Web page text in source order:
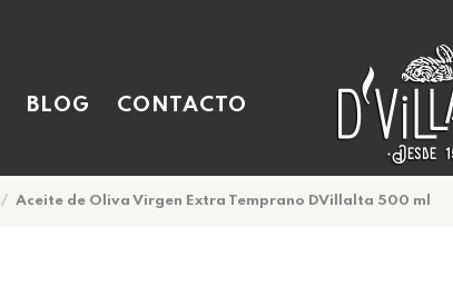
BLOG CONTACTO
Aceite de Oliva Virgen Extra Temprano DVillalta 500 ml